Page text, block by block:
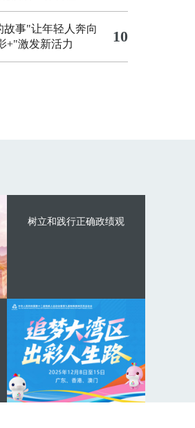
故事"让年轻人奔向
+"激发新活力 10
树立和践行正确政绩观